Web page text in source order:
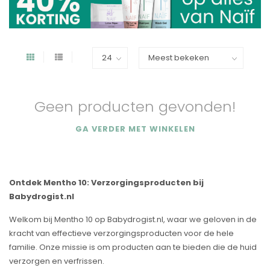
Geen producten gevonden!
GA VERDER MET WINKELEN
Ontdek Mentho 10: Verzorgingsproducten bij
Babydrogist.nl
Welkom bij Mentho 10 op Babydrogist.nl, waar we geloven in de
kracht van effectieve verzorgingsproducten voor de hele
familie. Onze missie is om producten aan te bieden die de huid
verzorgen en verfrissen.